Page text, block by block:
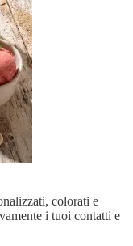
colorati e
i tuoi contatti e